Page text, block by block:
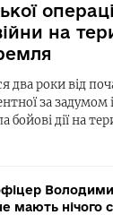
на
два роки від
за
бойові дії на
мають нічого